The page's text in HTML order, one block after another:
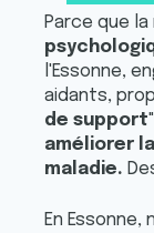
Parce que
l'Essonne,
aidants,
de support
améliorer
maladie.
En Essonne,